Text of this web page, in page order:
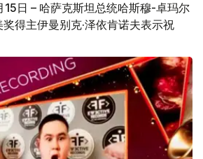
日 – 哈萨克斯坦总统哈斯穆-卓玛尔
得主伊曼别克·泽依肯诺夫表示祝